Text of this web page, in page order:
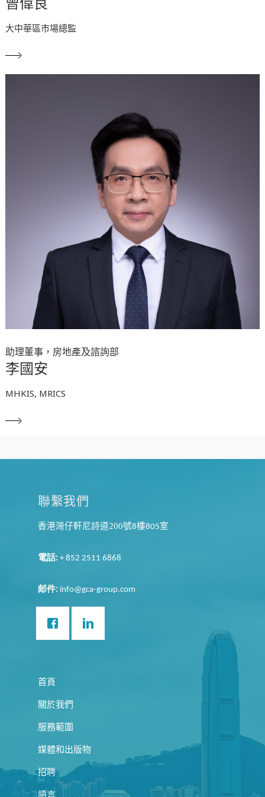
曾偉良
大中華區市場總監
助理董事，房地產及諮詢部
李國安
MHKIS, MRICS
聯繫我們
香港灣仔軒尼詩道200號8樓805室
電話: + 852 2511 6868
邮件: info@gca-group.com
首頁
關於我們
服務範圍
媒體和出版物
招聘
語言